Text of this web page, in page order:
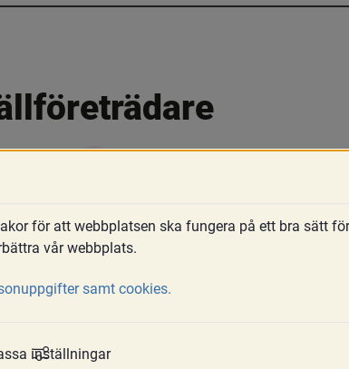
och med den 1 juli 2026 har
Här samlar vi
gode män, förvaltare
för att webbplatsen ska fungera på ett bra sätt
vår webbplats.
samt cookies.
inställningar